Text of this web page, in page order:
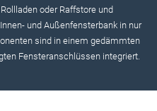
oder Raffstore und
und Außenfensterbank in nur
sind in einem gedämmten
Fensteranschlüssen integriert.